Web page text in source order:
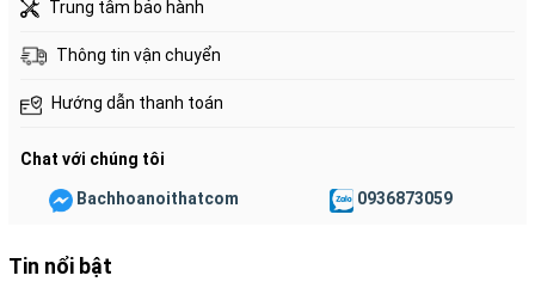
Trung tâm bảo hành
Thông tin vận chuyển
Hướng dẫn thanh toán
Chat với chúng tôi
Bachhoanoithatcom 0936873059
Tin nổi bật